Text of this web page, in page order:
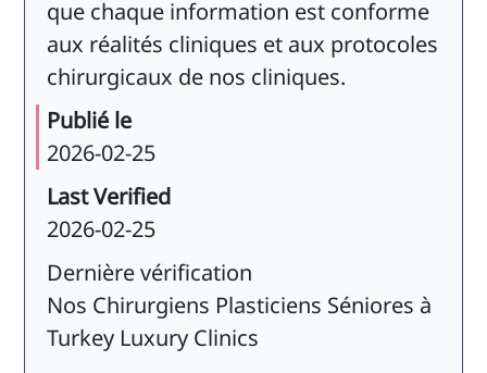
que chaque information est conforme
aux réalités cliniques et aux protocoles
chirurgicaux de nos cliniques.
Publié le
2026-02-25
Last Verified
2026-02-25
Dernière vérification
Nos Chirurgiens Plasticiens Séniores à
Turkey Luxury Clinics